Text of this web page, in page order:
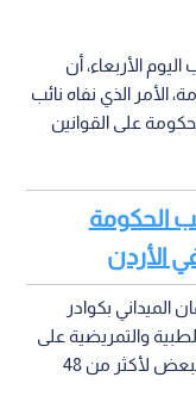
الأربعاء، أن
الأمر الذي نفاه نائب
على القوانين
الحكومة
الأردن
بكوادر
والتمريضية على
أداء مهماتهم على أكمل وجه، نظرا لمناوبة البعض لأكثر من 48